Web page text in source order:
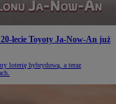
lecie Toyoty Ja-Now-An już
loterię hybrydową, a teraz